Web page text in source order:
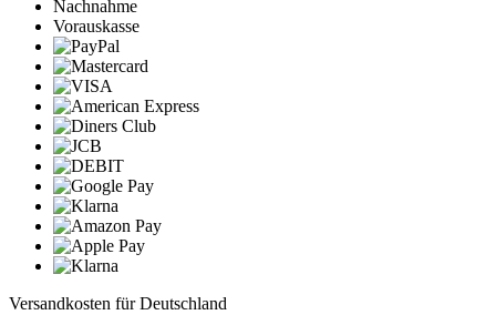
Nachnahme
Vorauskasse
Versandkosten für Deutschland